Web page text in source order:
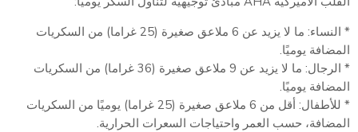
* النساء: ما لا يزيد عن 6 ملاعق صغيرة (25 غراما) من السكريات
المضافة يوميًا.
* الرجال: ما لا يزيد عن 9 ملاعق صغيرة (36 غراما) من السكريات
المضافة يوميًا.
* للأطفال: أقل من 6 ملاعق صغيرة (25 غراما) يوميًا من السكريات
المضافة، حسب العمر واحتياجات السعرات الحرارية.